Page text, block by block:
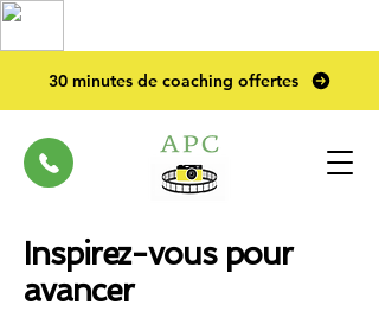
30 minutes de coaching offertes
Inspirez-vous pour
avancer